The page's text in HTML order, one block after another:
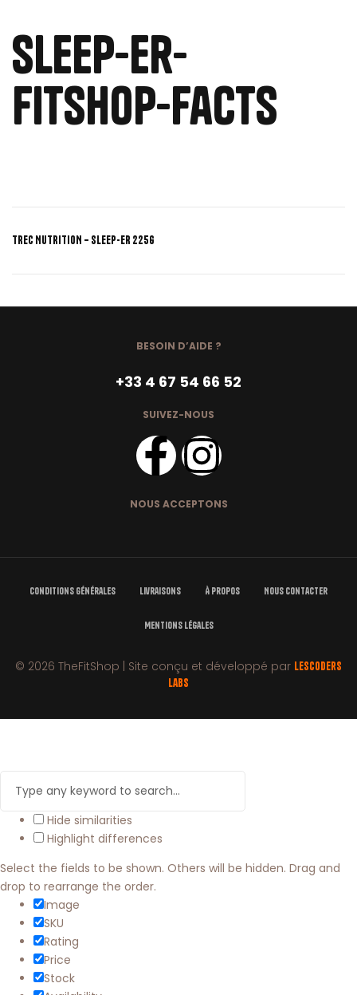
sleep-er-
fitshop-facts
TREC NUTRITION – SLEEP-ER 225G
BESOIN D’AIDE ?
+33 4 67 54 66 52
SUIVEZ-NOUS
NOUS ACCEPTONS
Conditions Générales Livraisons À Propos Nous Contacter
Mentions Légales
© 2026 TheFitShop | Site conçu et développé par LesCoders
Labs
Hide similarities
Highlight differences
Select the fields to be shown. Others will be hidden. Drag and
drop to rearrange the order.
Image
SKU
Rating
Price
Stock